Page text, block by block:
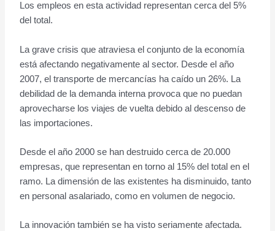
Los empleos en esta actividad representan cerca del 5%
del total.
La grave crisis que atraviesa el conjunto de la economía
está afectando negativamente al sector. Desde el año
2007, el transporte de mercancías ha caído un 26%. La
debilidad de la demanda interna provoca que no puedan
aprovecharse los viajes de vuelta debido al descenso de
las importaciones.
Desde el año 2000 se han destruido cerca de 20.000
empresas, que representan en torno al 15% del total en el
ramo. La dimensión de las existentes ha disminuido, tanto
en personal asalariado, como en volumen de negocio.
La innovación también se ha visto seriamente afectada.